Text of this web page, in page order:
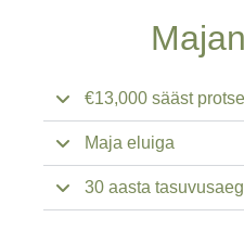
€13,000 sääst
Maja eluiga
30 aasta tasuvusaeg